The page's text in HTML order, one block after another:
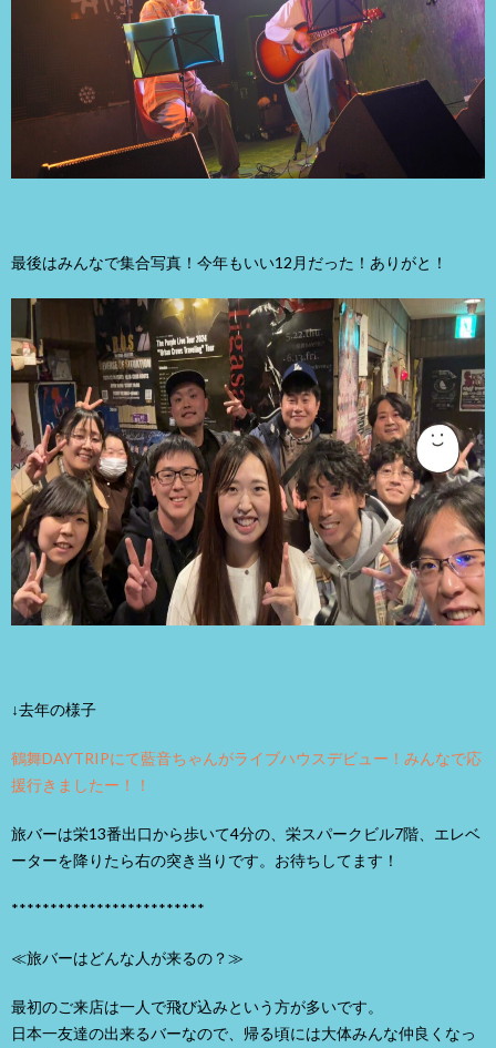
最後はみんなで集合写真！今年もいい12月だった！ありがと！
↓去年の様子
鶴舞DAYTRIPにて藍音ちゃんがライブハウスデビュー！みんなで応
援行きましたー！！
旅バーは栄13番出口から歩いて4分の、栄スパークビル7階、エレベ
ーターを降りたら右の突き当りです。お待ちしてます！
*************************
≪旅バーはどんな人が来るの？≫
最初のご来店は一人で飛び込みという方が多いです。
日本一友達の出来るバーなので、帰る頃には大体みんな仲良くなっ